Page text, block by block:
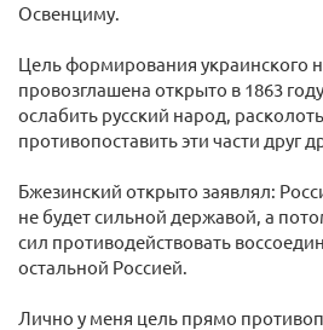
Освенциму.
Цель формирования украинского
провозглашена открыто в 1863
ослабить русский народ,
противопоставить эти части друг
Бжезинский открыто заявлял:
не будет сильной державой, а
сил противодействовать
остальной Россией.
Лично у меня цель прямо